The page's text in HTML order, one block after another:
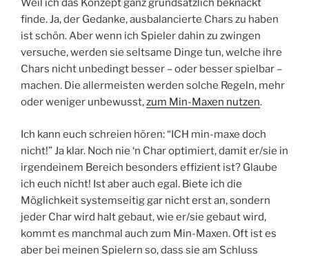
Weil ich das Konzept ganz grundsätzlich beknackt
finde. Ja, der Gedanke, ausbalancierte Chars zu haben
ist schön. Aber wenn ich Spieler dahin zu zwingen
versuche, werden sie seltsame Dinge tun, welche ihre
Chars nicht unbedingt besser – oder besser spielbar –
machen. Die allermeisten werden solche Regeln, mehr
oder weniger unbewusst,zum Min-Maxen nutzen.
Ich kann euch schreien hören: “ICH min-maxe doch
nicht!” Ja klar. Noch nie ‘n Char optimiert, damit er/sie in
irgendeinem Bereich besonders effizient ist? Glaube
ich euch nicht! Ist aber auch egal. Biete ich die
Möglichkeit systemseitig gar nicht erst an, sondern
jeder Char wird halt gebaut, wie er/sie gebaut wird,
kommt es manchmal auch zum Min-Maxen. Oft ist es
aber bei meinen Spielern so, dass sie am Schluss